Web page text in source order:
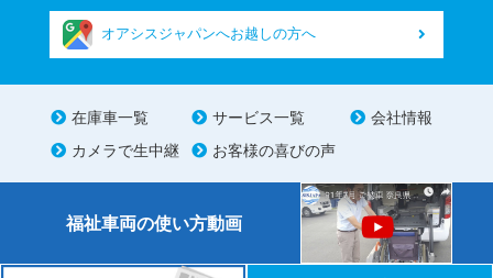
オアシスジャパンへお越しの方へ
在庫車一覧 サービス一覧
会社情報
カメラで生中継
お客様の喜びの声
福祉車両の使い方動画